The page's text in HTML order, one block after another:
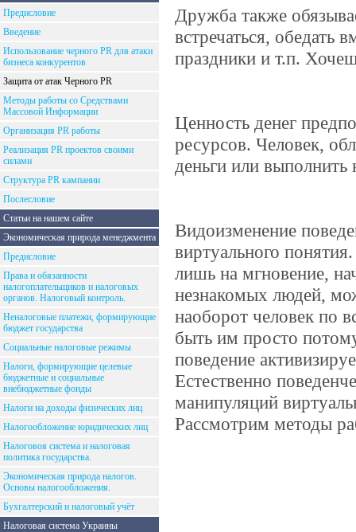
Предисловие
Введение
Использование черного PR для атаки
бизнеса конкурентов
Защита от атак Черного PR
Методы работы со Средствами
Массовой Информации
Организация PR работы
Реализация PR проектов своими
силами
Структура PR кампании
Послесловие
Статьи на нашем сайте
Экономическая природа менеджмента
Предисловие
Права и обязанности
налогоплательщиков и налоговых
органов. Налоговый контроль.
Неналоговые платежи, формирующие
бюджет государства
Социальные налоговые режимы
Налоги, формирующие целевые
бюджетные и социальные
внебюджетные фонды
Налоги на доходы физических лиц
Налогообложение юридических лиц
Налоговоя система и налоговая
политика государства.
Экономическая природа налогов.
Основы налогообложения.
Бухгалтерский и налоговый учёт
Налоговая система Украины
Дружба также
встречаться, обедать
праздники и т.п.
Ценность денег
ресурсов. Человек,
деньги или
Видоизменение
виртуального
лишь на мгновение,
незнакомых людей,
наоборот человек по
быть им просто
поведение
Естественно
манипуляций
Рассмотрим методы